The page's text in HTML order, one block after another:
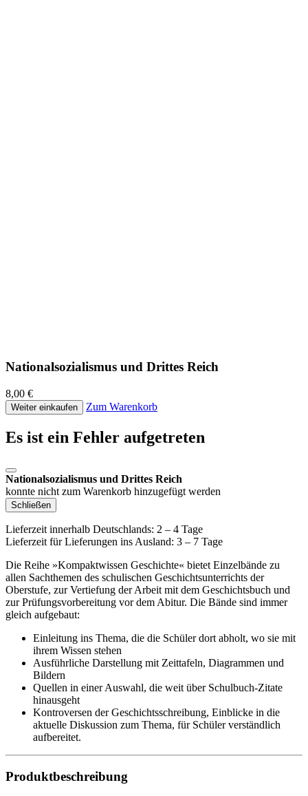
Nationalsozialismus und Drittes Reich
8,00 €
Weiter einkaufen Zum Warenkorb
Es ist ein Fehler aufgetreten
Nationalsozialismus und Drittes Reich
konnte nicht zum Warenkorb hinzugefügt werden
Schließen
Lieferzeit innerhalb Deutschlands: 2 – 4 Tage
Lieferzeit für Lieferungen ins Ausland: 3 – 7 Tage
Die Reihe »Kompaktwissen Geschichte« bietet Einzelbände zu
allen Sachthemen des schulischen Geschichtsunterrichts der
Oberstufe, zur Vertiefung der Arbeit mit dem Geschichtsbuch und
zur Prüfungsvorbereitung vor dem Abitur. Die Bände sind immer
gleich aufgebaut:
Einleitung ins Thema, die die Schüler dort abholt, wo sie mit
ihrem Wissen stehen
Ausführliche Darstellung mit Zeittafeln, Diagrammen und
Bildern
Quellen in einer Auswahl, die weit über Schulbuch-Zitate
hinausgeht
Kontroversen der Geschichtsschreibung, Einblicke in die
aktuelle Diskussion zum Thema, für Schüler verständlich
aufbereitet.
Produktbeschreibung